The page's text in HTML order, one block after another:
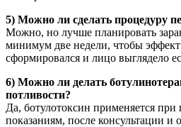
5) Можно ли сделать процедуру
Можно, но лучше планировать
минимум две недели, чтобы
сформировался и лицо выглядело
6) Можно ли делать
потливости?
Да, ботулотоксин применяется при
показаниям, после консультации и